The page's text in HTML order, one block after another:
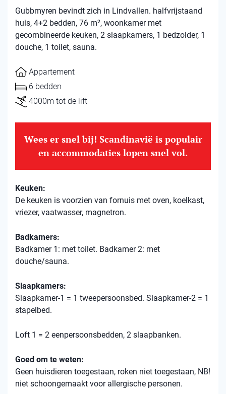
Gubbmyren bevindt zich in Lindvallen. halfvrijstaand
huis, 4+2 bedden, 76 m², woonkamer met
gecombineerde keuken, 2 slaapkamers, 1 bedzolder, 1
douche, 1 toilet, sauna.
Appartement
6 bedden
4000m tot de lift
Wees er snel bij! Scandinavië is populair
en accommodaties lopen snel vol.
Keuken:
De keuken is voorzien van fornuis met oven, koelkast,
vriezer, vaatwasser, magnetron.
Badkamers:
Badkamer 1: met toilet. Badkamer 2: met
douche/sauna.
Slaapkamers:
Slaapkamer-1 = 1 tweepersoonsbed. Slaapkamer-2 = 1
stapelbed.
Loft 1 = 2 eenpersoonsbedden, 2 slaapbanken.
Goed om te weten:
Geen huisdieren toegestaan, roken niet toegestaan, NB!
niet schoongemaakt voor allergische personen.